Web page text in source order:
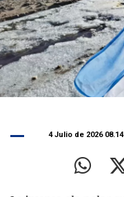
4 Julio de 2026 08.14